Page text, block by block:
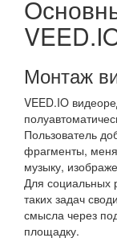
Монтаж
VEED.IO
Пользователь
фрагменты,
музыку,
Для социальных
таких задач
смысла через
площадку.